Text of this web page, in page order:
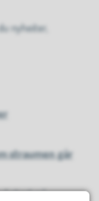
nyheiter,
straumen går
start på